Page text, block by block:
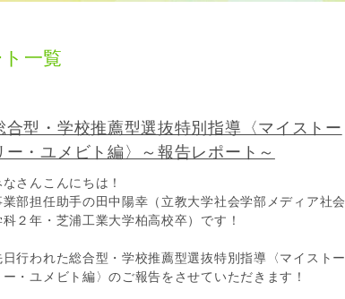
一覧
合型・学校推薦型選抜特別指導〈マイストー
ー・ユメビト編〉～報告レポート～
なさんこんにちは！
業部担任助手の田中陽幸（立教大学社会学部メディア社会
科２年・芝浦工業大学柏高校卒）です！
日行われた総合型・学校推薦型選抜特別指導〈マイストー
ー・ユメビト編〉のご報告をさせていただきます！